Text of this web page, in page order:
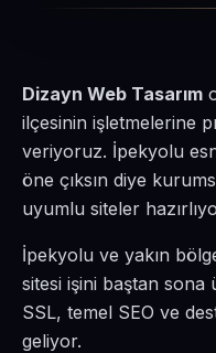
Dizayn Web Tasarım
ilçesinin işletmelerine
veriyoruz. İpekyolu
öne çıksın diye
uyumlu siteler
İpekyolu ve yakın
sitesi işini baştan sona
SSL, temel SEO ve
geliyor.